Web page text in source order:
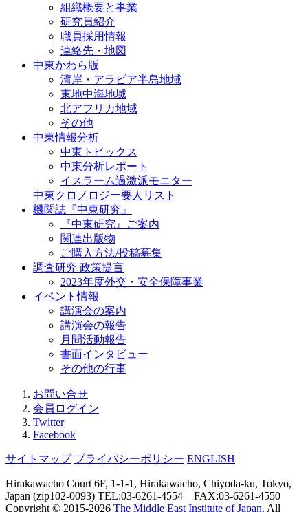
組織概要と事業
研究員紹介
職員採用情報
連絡先・地図
中東かわら版
湾岸・アラビア半島地域
東地中海地域
北アフリカ地域
その他
中東情報分析
中東トピックス
中東分析レポート
イスラーム過激派モニター
中東クロノロジー要人リスト
機関誌『中東研究』
『中東研究』ご案内
関連出版物
ご購入方法/投稿募集
調査研究 政策提言
2023年度外交・安全保障事業
イベント情報
講演会の案内
講演会の報告
月間活動報告
書面インタビュー
その他の行事
お問い合せ
会員ログイン
Twitter
Facebook
サイトマップ プライバシーポリシー ENGLISH
Hirakawacho Court 6F, 1-1-1, Hirakawacho, Chiyoda-ku, Tokyo,
Japan (zip102-0093) TEL:03-6261-4554 FAX:03-6261-4550
Copyright © 2015-2026 The Middle East Institute of Japan. All